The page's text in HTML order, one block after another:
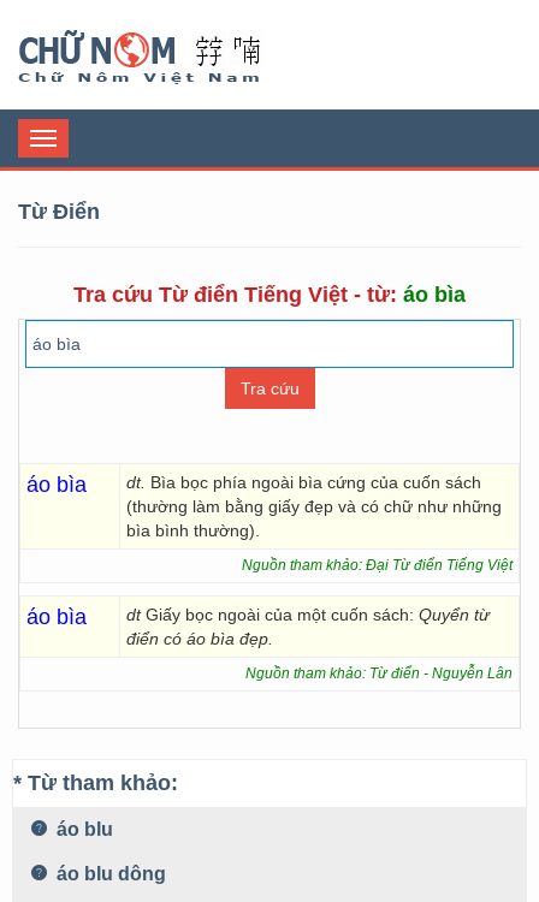
Toggle
navigation
Từ Điển
Tra cứu Từ điển Tiếng Việt - từ: áo bìa
áo bìa dt. Bìa bọc phía ngoài bìa cứng của cuốn sách
(thường làm bằng giấy đẹp và có chữ như những
bìa bình thường).
Nguồn tham khảo: Đại Từ điển Tiếng Việt
áo bìa dtGiấy bọc ngoài của một cuốn sách: Quyển từ
điển có áo bìa đẹp.
Nguồn tham khảo: Từ điển - Nguyễn Lân
* Từ tham khảo:
áo blu
áo blu dông